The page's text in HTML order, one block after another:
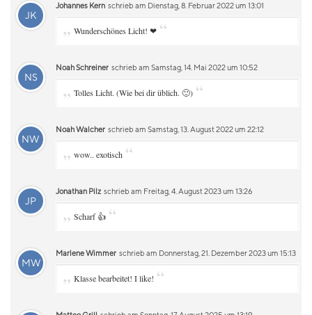
JK
Johannes Kern schrieb am Dienstag, 8. Februar 2022 um 13:01
„ Wunderschönes Licht! ❤ “
NS
Noah Schreiner schrieb am Samstag, 14. Mai 2022 um 10:52
„ Tolles Licht. (Wie bei dir üblich. 🙂) “
NW
Noah Walcher schrieb am Samstag, 13. August 2022 um 22:12
„ wow.. exotisch “
JP
Jonathan Pilz schrieb am Freitag, 4. August 2023 um 13:26
„ Scharf 👍 “
MW
Marlene Wimmer schrieb am Donnerstag, 21. Dezember 2023 um 15:13
„ Klasse bearbeitet! I like! “